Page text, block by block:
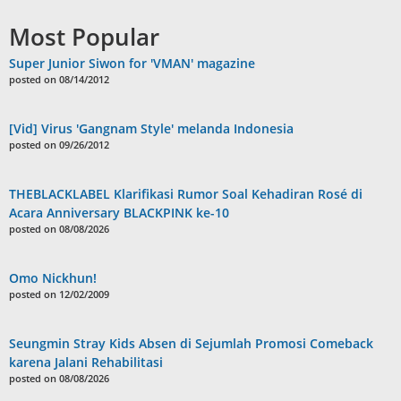
Most Popular
Super Junior Siwon for 'VMAN' magazine
posted on 08/14/2012
[Vid] Virus 'Gangnam Style' melanda Indonesia
posted on 09/26/2012
THEBLACKLABEL Klarifikasi Rumor Soal Kehadiran Rosé di
Acara Anniversary BLACKPINK ke-10
posted on 08/08/2026
Omo Nickhun!
posted on 12/02/2009
Seungmin Stray Kids Absen di Sejumlah Promosi Comeback
karena Jalani Rehabilitasi
posted on 08/08/2026